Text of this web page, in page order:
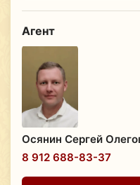
Агент
Осянин Сергей
8 912 688-83-37